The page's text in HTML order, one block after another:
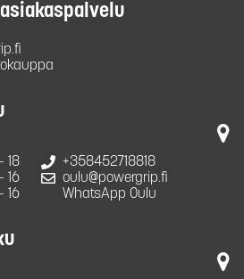
- 18
16
16
+358452718818
oulu@powergrip.fi
WhatsApp Oulu